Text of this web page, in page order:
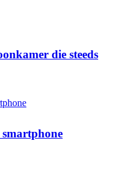
die steeds
smartphone